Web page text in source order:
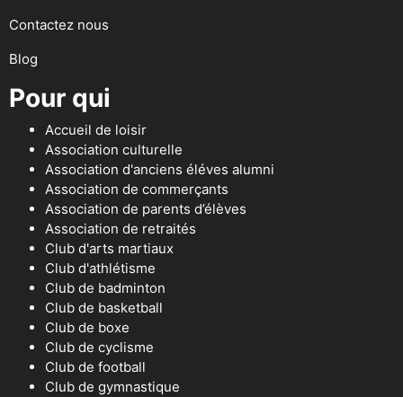
Contactez nous
Blog
Pour qui
Accueil de loisir
Association culturelle
Association d'anciens éléves alumni
Association de commerçants
Association de parents d’élèves
Association de retraités
Club d'arts martiaux
Club d'athlétisme
Club de badminton
Club de basketball
Club de boxe
Club de cyclisme
Club de football
Club de gymnastique